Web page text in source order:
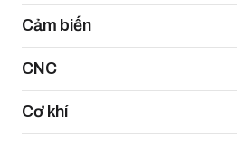
Cảm biến
CNC
Cơ khí